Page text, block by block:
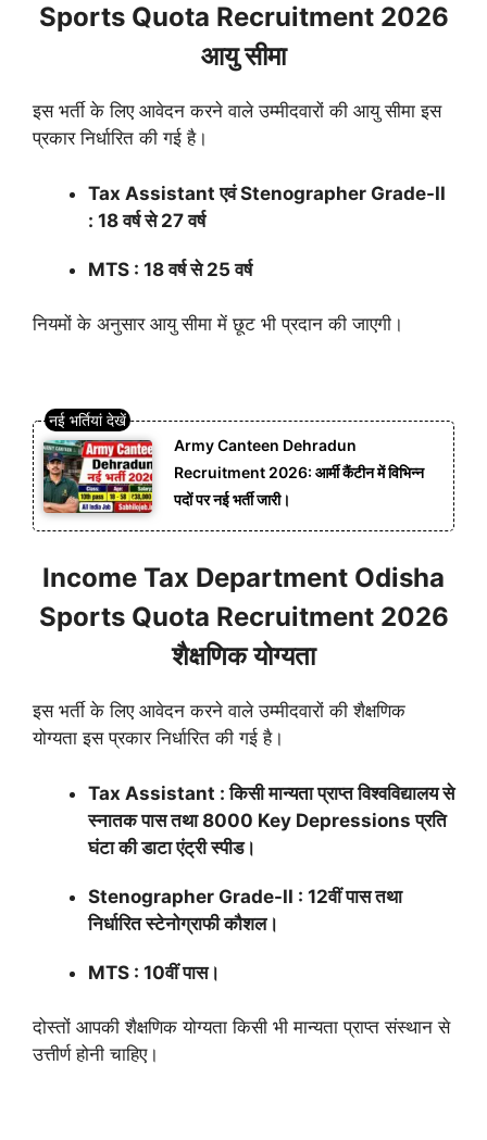
Sports Quota Recruitment 2026
आयु सीमा
इस भर्ती के लिए आवेदन करने वाले उम्मीदवारों की आयु सीमा इस
प्रकार निर्धारित की गई है।
Tax Assistant एवं Stenographer Grade-II
: 18 वर्ष से 27 वर्ष
MTS : 18 वर्ष से 25 वर्ष
नियमों के अनुसार आयु सीमा में छूट भी प्रदान की जाएगी।
Army Canteen Dehradun
Recruitment 2026: आर्मी कैंटीन में विभिन्न
पदों पर नई भर्ती जारी।
Income Tax Department Odisha
Sports Quota Recruitment 2026
शैक्षणिक योग्यता
इस भर्ती के लिए आवेदन करने वाले उम्मीदवारों की शैक्षणिक
योग्यता इस प्रकार निर्धारित की गई है।
Tax Assistant : किसी मान्यता प्राप्त विश्वविद्यालय से
स्नातक पास तथा 8000 Key Depressions प्रति
घंटा की डाटा एंट्री स्पीड।
Stenographer Grade-II : 12वीं पास तथा
निर्धारित स्टेनोग्राफी कौशल।
MTS : 10वीं पास।
दोस्तों आपकी शैक्षणिक योग्यता किसी भी मान्यता प्राप्त संस्थान से
उत्तीर्ण होनी चाहिए।